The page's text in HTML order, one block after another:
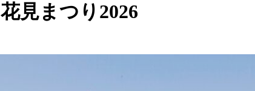
見まつり2026